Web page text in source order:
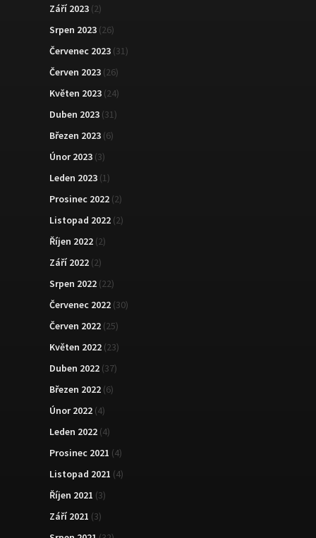
Září 2023 (2)
Srpen 2023 (26)
Červenec 2023 (31)
Červen 2023 (26)
Květen 2023 (24)
Duben 2023 (31)
Březen 2023 (6)
Únor 2023 (3)
Leden 2023 (1)
Prosinec 2022 (2)
Listopad 2022 (2)
Říjen 2022 (2)
Září 2022 (2)
Srpen 2022 (22)
Červenec 2022 (30)
Červen 2022 (25)
Květen 2022 (23)
Duben 2022 (37)
Březen 2022 (6)
Únor 2022 (4)
Leden 2022 (4)
Prosinec 2021 (4)
Listopad 2021 (4)
Říjen 2021 (3)
Září 2021 (3)